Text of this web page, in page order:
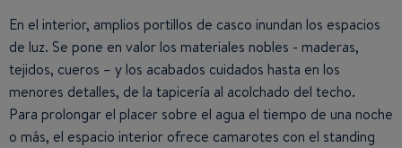
En el interior, amplios portillos de casco inundan los espacios
de luz. Se pone en valor los materiales nobles - maderas,
tejidos, cueros – y los acabados cuidados hasta en los
menores detalles, de la tapicería al acolchado del techo.
Para prolongar el placer sobre el agua el tiempo de una noche
o más, el espacio interior ofrece camarotes con el standing